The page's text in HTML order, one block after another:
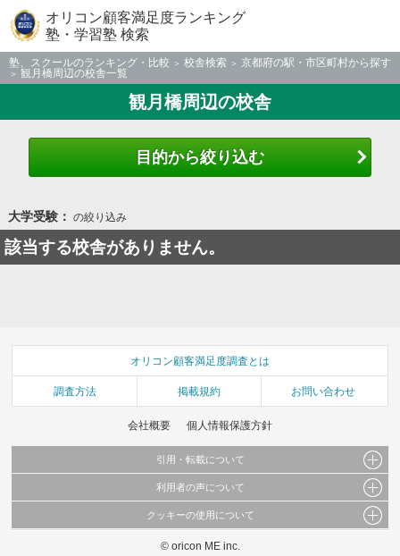
オリコン顧客満足度ランキング
塾・学習塾 検索
塾、スクールのランキング・比較 校舎検索
京都府の駅・市区町村から探す
観月橋周辺の校舎一覧
観月橋周辺の校舎
目的から絞り込む
大学受験： の絞り込み
該当する校舎がありません。
オリコン顧客満足度調査とは
調査方法 掲載規約 お問い合わせ
会社概要 個人情報保護方針
引用・転載について
当サイトで公開されている情報（文字、写真、イラスト、画像データ等）及びこれらの配
これらの情報を権利者の許可なく無断転載・複製などの二次利用を行うことは固く禁じて
利用者の声について
当サイトに掲載している内容はすべてサービスの利用者が提出された見解・感想です。
弊社の見解・ 意見ではないことをご理解いただいた上でご覧ください。
クッキーの使用について
このサイトでは Cookie を使用して、ユーザーに合わせたコンテンツや広告の表示、ソー
© oricon ME inc.